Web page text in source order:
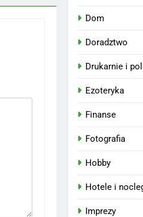
Dom
Doradztwo
Drukarnie i
Ezoteryka
Finanse
Fotografia
Hobby
Hotele i
Imprezy